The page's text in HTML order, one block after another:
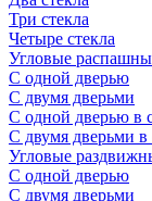
Три стекла
Четыре стекла
Угловые
С одной дверью
С двумя дверьми
С одной дверью в
С двумя дверьми в
Угловые
С одной дверью
С двумя дверьми